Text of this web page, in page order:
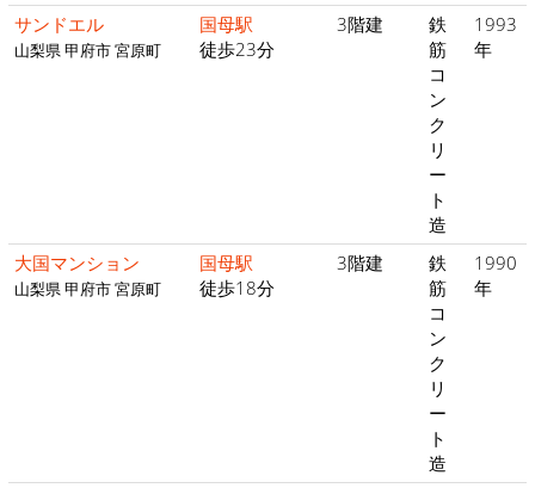
サンドエル
山梨県 甲府市 宮原町
国母駅
徒歩23分
3階建
鉄
筋
コ
ン
ク
リ
ー
ト
造
1993
年
大国マンション
山梨県 甲府市 宮原町
国母駅
徒歩18分
3階建
鉄
筋
コ
ン
ク
リ
ー
ト
造
1990
年